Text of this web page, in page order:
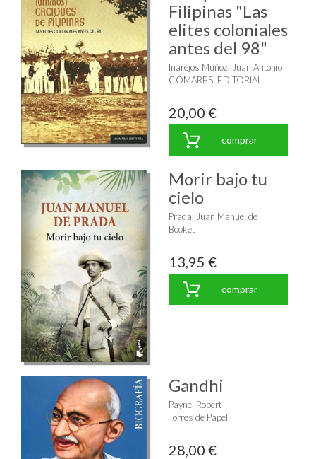
Filipinas "Las
elites coloniales
antes del 98"
Inarejos Muñoz, Juan Antonio
COMARES, EDITORIAL
20,00 €
comprar
Morir bajo tu
cielo
Prada, Juan Manuel de
Booket
13,95 €
comprar
Gandhi
Payne, Robert
Torres de Papel
28,00 €